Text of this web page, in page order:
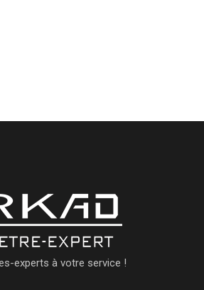
experts à votre service !